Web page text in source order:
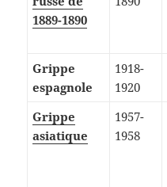
1889-1890
Grippe
espagnole
1918-
1920
Grippe
asiatique
1957-
1958